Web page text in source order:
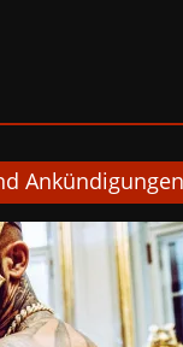
Ankündigungen